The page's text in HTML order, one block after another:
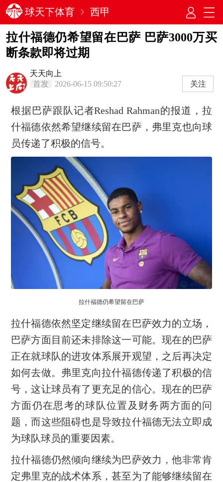
球天下体育 西甲
拉什福德仍希望留在巴萨 巴萨3000万买
断条款即将过期
天天向上
首发
2026-06-15 09:50:27 关注
根据巴萨跟队记者Reshad Rahman的报道，拉
什福德依然希望继续留在巴萨，弗里克也向球
员传递了积极的信号。
拉什福德仍希望留在巴萨
拉什福德依然坚定继续留在巴萨效力的立场，
巴萨方面目前还未排除这一可能。现在的巴萨
正在就球队的进攻体系展开观望，之后再决定
如何去做。弗里克向拉什福德传递了积极的信
号，这让球员有了更充足的信心。现在的巴萨
方面仍在思考的球队位置及财务两方面的问
题，而这些阻碍也是导致拉什福德无法立即成
为球队球员的重要因素。
拉什福德仍然倾向继续为巴萨效力，他非常肯
定弗里克的战术体系，甚至为了能够继续留在